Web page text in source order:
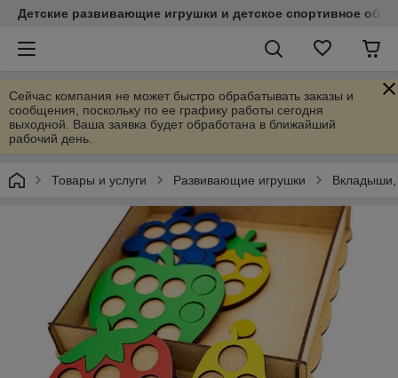
Детские развивающие игрушки и детское спортивное
Сейчас компания не может быстро обрабатывать заказы и
сообщения, поскольку по ее графику работы сегодня
выходной. Ваша заявка будет обработана в ближайший
рабочий день.
Товары и услуги Развивающие игрушки Вкладыши,